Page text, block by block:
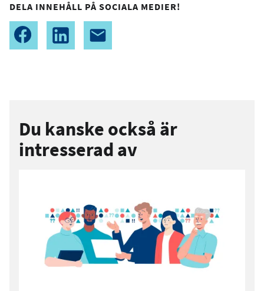
DELA INNEHÅLL PÅ SOCIALA MEDIER!
Du kanske också är
intresserad av